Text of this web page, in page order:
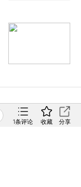
1条评论 收藏 分享